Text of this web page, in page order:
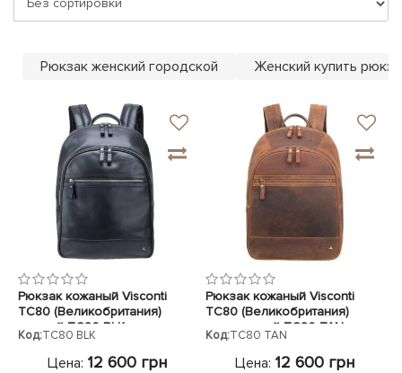
Показать все
Показать все
ЧЕХЛЫ ДЛЯ НОУТБУКОВ
Рюкзак женский городской Женский купить
Рюкзак кожаный Visconti
TC80 (Великобритания)
черный TC80 BLK
Код:TC80 BLK
Цена: 12 600 грн
Рюкзак кожаный Visconti
TC80 (Великобритания)
коричневый TC80 TAN
Код:TC80 TAN
Цена: 12 600 грн